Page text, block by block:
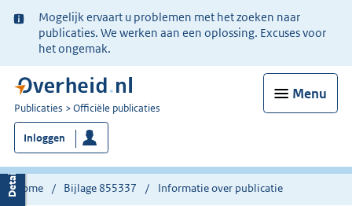
Ter
informatie:
Mogelijk ervaart u problemen met het zoeken naar
publicaties. We werken aan een oplossing. Excuses voor
het ongemak.
Menu
U
bent
nu
hier:
Publicaties Officiële publicaties
Inloggen
Home Bijlage 855337 Informatie over publicatie